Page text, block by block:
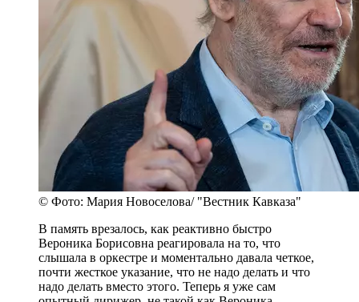
© Фото: Мария Новоселова/ "Вестник Кавказа"
В память врезалось, как реактивно быстро
Вероника Борисовна реагировала на то, что
слышала в оркестре и моментально давала четкое,
почти жесткое указание, что не надо делать и что
надо делать вместо этого. Теперь я уже сам